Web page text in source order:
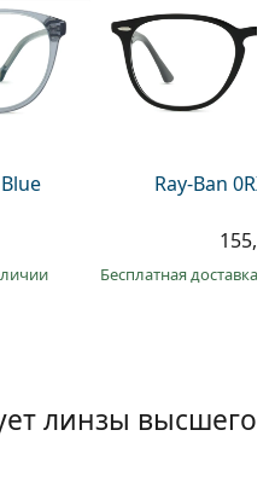
Ray-Ban
Бесплатная доставка
линзы высшего